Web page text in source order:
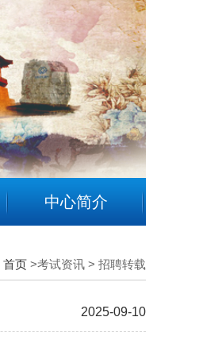
中心简介
首页 >考试资讯 > 招聘转载
2025-09-10